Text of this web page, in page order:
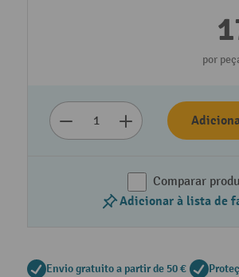
por
Comparar
Adicionar à lista de
Envio gratuito a partir de 50 €